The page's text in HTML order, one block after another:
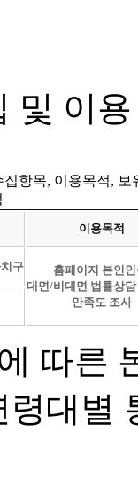
및 이용
항목, 이용목적, 보
이용목적
구
홈페이지 본인인
대면/비대면 법률상
만족도 조사
따른
령대별